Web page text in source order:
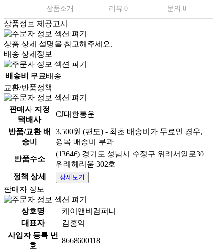
상품소개 리뷰 0 문의 0
상품정보 제공고시
상품 상세 설명을 참고해주세요.
배송 상세정보
배송비
무료배송
교환/반품정책
판매사 지정
택배사
CJ대한통운
반품/교환 배
송비
3,500원 (편도) - 최초 배송비가 무료인 경우,
왕복 배송비 부과
반품주소
(13646) 경기도 성남시 수정구 위례서일로30
위례헤리움 302호
정책 상세
상세보기
판매자 정보
상호명
케이앤비컴퍼니
대표자
김홍익
사업자 등록 번
호
8668600118